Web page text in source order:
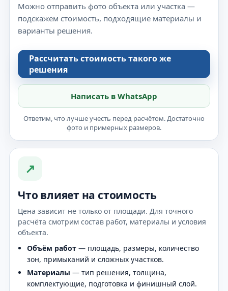
Можно отправить фото объекта или участка —
подскажем стоимость, подходящие материалы и
варианты решения.
Рассчитать стоимость такого же
решения
Написать в WhatsApp
Ответим, что лучше учесть перед расчётом. Достаточно
фото и примерных размеров.
↗
Что влияет на стоимость
Цена зависит не только от площади. Для точного
расчёта смотрим состав работ, материалы и условия
объекта.
Объём работ — площадь, размеры, количество
зон, примыканий и сложных участков.
Материалы — тип решения, толщина,
комплектующие, подготовка и финишный слой.